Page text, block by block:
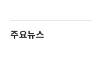
주요뉴스